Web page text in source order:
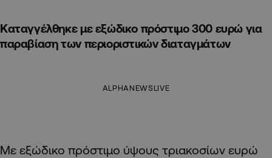
Καταγγέλθηκε με εξώδικο πρόστιμο 300 ευρώ για
παραβίαση των περιοριστικών διαταγμάτων
ALPHANEWSLIVE
Με εξώδικο πρόστιμο ύψους τριακοσίων ευρώ